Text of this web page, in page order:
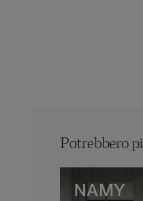
Potrebbero
NAMY